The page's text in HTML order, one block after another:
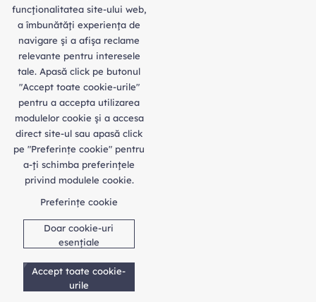
funcţionalitatea site-ului web,
a îmbunătăţi experienţa de
navigare şi a afişa reclame
relevante pentru interesele
tale. Apasă click pe butonul
"Accept toate cookie-urile"
pentru a accepta utilizarea
modulelor cookie şi a accesa
direct site-ul sau apasă click
pe "Preferințe cookie" pentru
a-ţi schimba preferinţele
privind modulele cookie.
Preferințe cookie
Doar cookie-uri
esențiale
Accept toate cookie-
urile